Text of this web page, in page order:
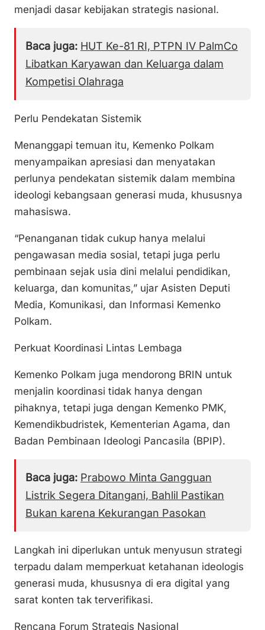
menjadi dasar kebijakan strategis nasional.
Baca juga: HUT Ke-81 RI, PTPN IV PalmCo
Libatkan Karyawan dan Keluarga dalam
Kompetisi Olahraga
Perlu Pendekatan Sistemik
Menanggapi temuan itu, Kemenko Polkam
menyampaikan apresiasi dan menyatakan
perlunya pendekatan sistemik dalam membina
ideologi kebangsaan generasi muda, khususnya
mahasiswa.
“Penanganan tidak cukup hanya melalui
pengawasan media sosial, tetapi juga perlu
pembinaan sejak usia dini melalui pendidikan,
keluarga, dan komunitas,” ujar Asisten Deputi
Media, Komunikasi, dan Informasi Kemenko
Polkam.
Perkuat Koordinasi Lintas Lembaga
Kemenko Polkam juga mendorong BRIN untuk
menjalin koordinasi tidak hanya dengan
pihaknya, tetapi juga dengan Kemenko PMK,
Kemendikbudristek, Kementerian Agama, dan
Badan Pembinaan Ideologi Pancasila (BPIP).
Baca juga: Prabowo Minta Gangguan
Listrik Segera Ditangani, Bahlil Pastikan
Bukan karena Kekurangan Pasokan
Langkah ini diperlukan untuk menyusun strategi
terpadu dalam memperkuat ketahanan ideologis
generasi muda, khususnya di era digital yang
sarat konten tak terverifikasi.
Rencana Forum Strategis Nasional